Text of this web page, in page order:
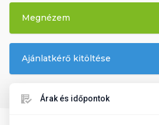
Megnézem
Ajánlatkérő kitöltése
Árak és időpontok